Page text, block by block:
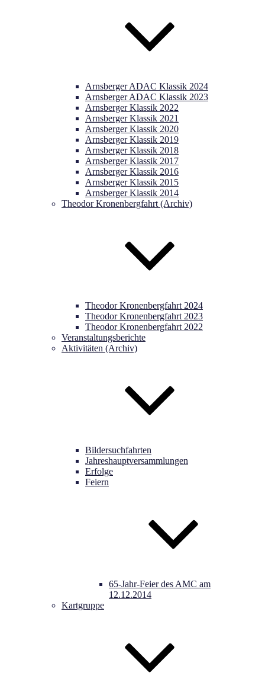
Arnsberger ADAC Klassik 2024
Arnsberger ADAC Klassik 2023
Arnsberger Klassik 2022
Arnsberger Klassik 2021
Arnsberger Klassik 2020
Arnsberger Klassik 2019
Arnsberger Klassik 2018
Arnsberger Klassik 2017
Arnsberger Klassik 2016
Arnsberger Klassik 2015
Arnsberger Klassik 2014
Theodor Kronenbergfahrt (Archiv)
Theodor Kronenbergfahrt 2024
Theodor Kronenbergfahrt 2023
Theodor Kronenbergfahrt 2022
Veranstaltungsberichte
Aktivitäten (Archiv)
Bildersuchfahrten
Jahreshauptversammlungen
Erfolge
Feiern
65-Jahr-Feier des AMC am
12.12.2014
Kartgruppe